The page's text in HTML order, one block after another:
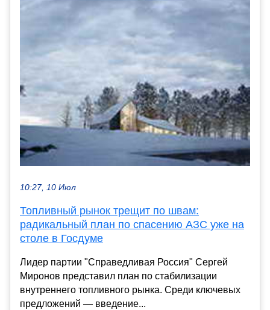
10:27, 10 Июл
Топливный рынок трещит по швам:
радикальный план по спасению АЗС уже на
столе в Госдуме
Лидер партии "Справедливая Россия" Сергей
Миронов представил план по стабилизации
внутреннего топливного рынка. Среди ключевых
предложений — введение...